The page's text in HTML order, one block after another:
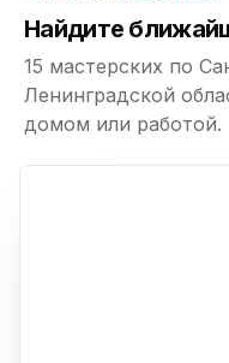
Найдите
15 мастерских по
Ленинградской
домом или работой.
ю